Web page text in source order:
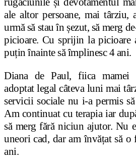
ale altor persoane, mai
urmă să stau în șezut, să merg
picioare. Cu sprijin la picioare
puțin înainte să împlinesc 4 ani.
Diana de Paul, fiica mamei
adoptat legal câteva luni mai
servicii sociale nu i-a permis
Am continuat cu terapia iar
să merg fără niciun ajutor. Nu
uneori cad, dar am învățat să
ani.